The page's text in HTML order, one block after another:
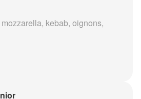
kebab, oignons,